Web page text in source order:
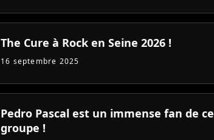
The Cure à Rock en Seine 2026 !
16 septembre 2025
Pedro Pascal est un immense fan de ce
groupe !